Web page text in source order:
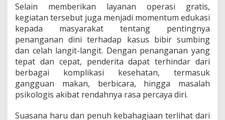
Selain memberikan layanan operasi gratis,
kegiatan tersebut juga menjadi momentum edukasi
kepada masyarakat tentang pentingnya
penanganan dini terhadap kasus bibir sumbing
dan celah langit-langit. Dengan penanganan yang
tepat dan cepat, penderita dapat terhindar dari
berbagai komplikasi kesehatan, termasuk
gangguan makan, berbicara, hingga masalah
psikologis akibat rendahnya rasa percaya diri.
Suasana haru dan penuh kebahagiaan terlihat dari